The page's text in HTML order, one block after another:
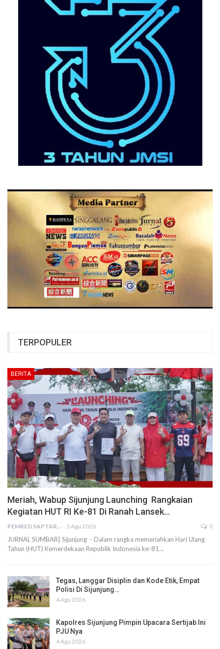
TERPOPULER
BERITA
Meriah, Wabup Sijunjung Launching Rangkaian
Kegiatan HUT RI Ke-81 Di Ranah Lansek…
PEMRED SAPTARIUS 3 Agu 2026 0
JURNAL SUMBAR| Sijunjung - Dalam rangka memeriahkan Hari Ulang
Tahun (HUT) Kemerdekaan Republik Indonesia ke-81…
Tegas, Langgar Disiplin dan Kode Etik, Empat
Polisi Di Sijunjung…
4 Agu 2026
Kapolres Sijunjung Pimpin Upacara Sertijab Ini
PJU Nya
4 Agu 2026